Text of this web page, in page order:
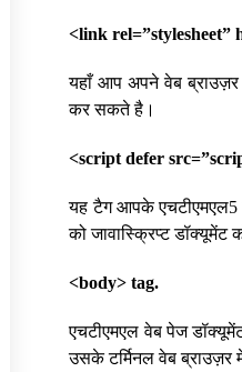
<link rel=”stylesheet”
यहाँ आप अपने वेब ब्राउज़र
कर सकते है।
<script defer
यह टैग आपके एचटीएमएल5
को जावास्क्रिप्ट डॉक्यूमेंट
<body> tag.
एचटीएमएल वेब पेज
उसके टर्मिनल वेब ब्राउज़र